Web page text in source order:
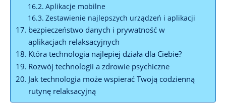
Aplikacje mobilne
Zestawienie najlepszych urządzeń i aplikacji
bezpieczeństwo danych i prywatność w
aplikacjach relaksacyjnych
Która technologia najlepiej działa dla Ciebie?
Rozwój technologii a zdrowie psychiczne
Jak technologia może wspierać Twoją codzienną
rutynę relaksacyjną